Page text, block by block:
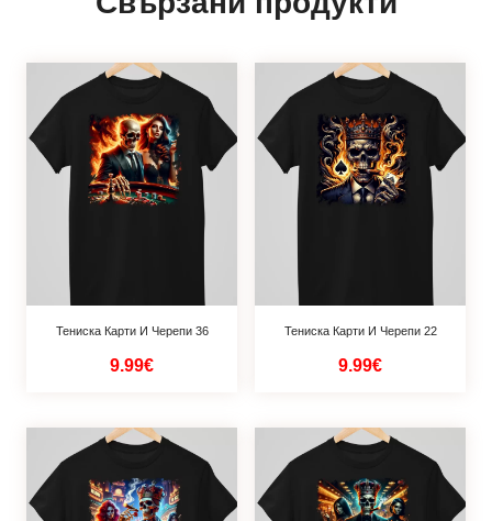
Тениска Карти И Черепи 36
9.99€
Тениска Карти И Черепи 22
9.99€